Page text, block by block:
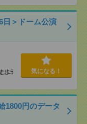
日＞ドーム公演
歩5
気になる！
1800円のデータ